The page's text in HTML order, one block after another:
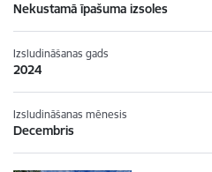
Nekustamā īpašuma izsoles
Izsludināšanas gads
2024
Izsludināšanas mēnesis
Decembris